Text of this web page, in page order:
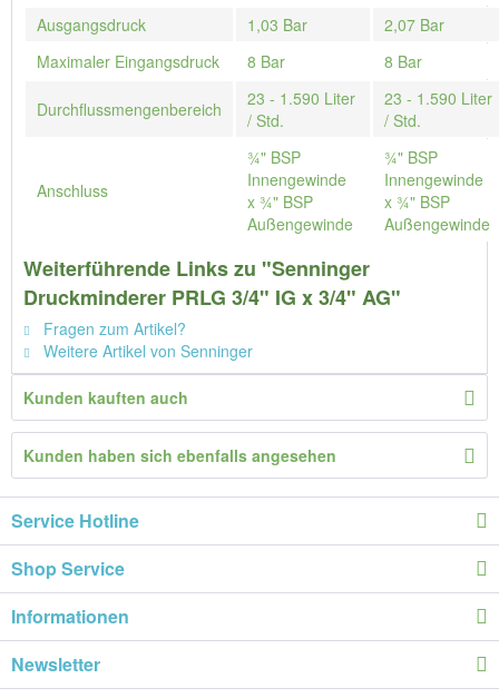
Ausgangsdruck
1,03 Bar
2,07 Bar
Maximaler Eingangsdruck
8 Bar 8 Bar
Durchflussmengenbereich
23 - 1.590 Liter
/ Std.
23 - 1.590 Liter
/ Std.
Anschluss
¾" BSP
Innengewinde
x ¾" BSP
Außengewinde
¾" BSP
Innengewinde
x ¾" BSP
Außengewinde
Weiterführende Links zu "Senninger
Druckminderer PRLG 3/4" IG x 3/4" AG"
Fragen zum Artikel?
Weitere Artikel von Senninger
Kunden kauften auch
Kunden haben sich ebenfalls angesehen
Service Hotline
Shop Service
Informationen
Newsletter